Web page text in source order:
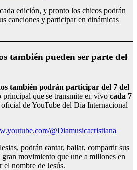
edición, y pronto los chicos podrán
canciones y participar en dinámicas
también pueden ser parte del
también podrán participar del 7 del
principal que se transmite en vivo cada 7
oficial de YouTube del Día Internacional
@Diamusicacristiana
podrán cantar, bailar, compartir sus
gran movimiento que une a millones en
el nombre de Jesús.